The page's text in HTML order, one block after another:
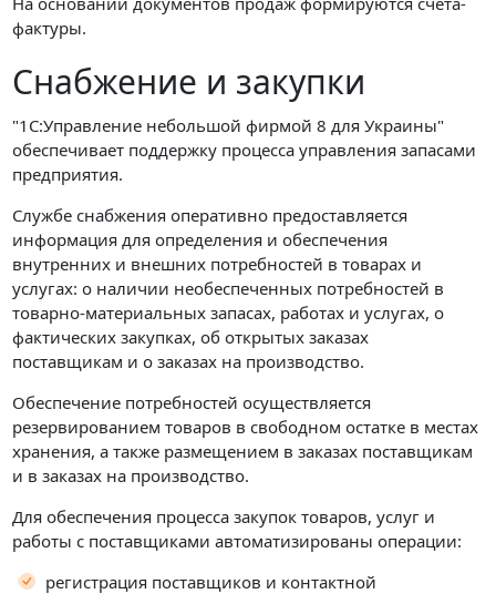
фактуры.
Снабжение и закупки
"1С:Управление небольшой фирмой 8 для Украины"
обеспечивает поддержку процесса управления запасами
предприятия.
Службе снабжения оперативно предоставляется
информация для определения и обеспечения
внутренних и внешних потребностей в товарах и
услугах: о наличии необеспеченных потребностей в
товарно-материальных запасах, работах и услугах, о
фактических закупках, об открытых заказах
поставщикам и о заказах на производство.
Обеспечение потребностей осуществляется
резервированием товаров в свободном остатке в местах
хранения, а также размещением в заказах поставщикам
и в заказах на производство.
Для обеспечения процесса закупок товаров, услуг и
работы с поставщиками автоматизированы операции:
регистрация поставщиков и контактной